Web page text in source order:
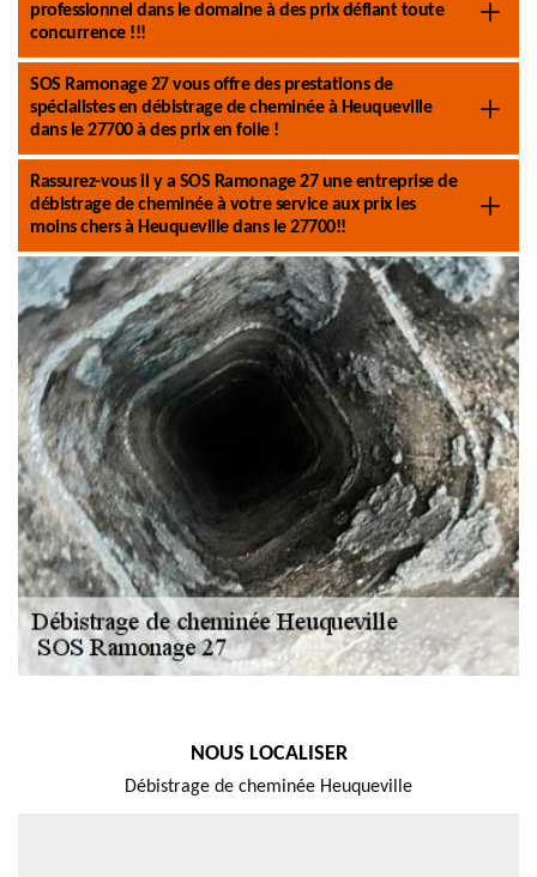
professionnel dans le domaine à des prix défiant toute
concurrence !!!
SOS Ramonage 27 vous offre des prestations de
spécialistes en débistrage de cheminée à Heuqueville
dans le 27700 à des prix en folie !
Rassurez-vous il y a SOS Ramonage 27 une entreprise de
débistrage de cheminée à votre service aux prix les
moins chers à Heuqueville dans le 27700!!
NOUS LOCALISER
Débistrage de cheminée Heuqueville